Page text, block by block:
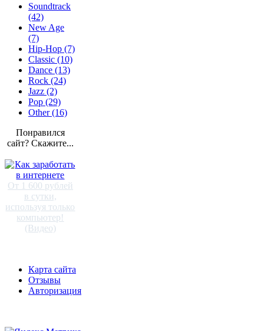
Soundtrack
(42)
New Age
(7)
Hip-Hop (7)
Classic (10)
Dance (13)
Rock (24)
Jazz (2)
Pop (29)
Other (16)
Понравился
сайт? Скажите...
От 1 600 рублей
в сутки,
используя только
компьютер!
(Видео)
Карта сайта
Отзывы
Авторизация